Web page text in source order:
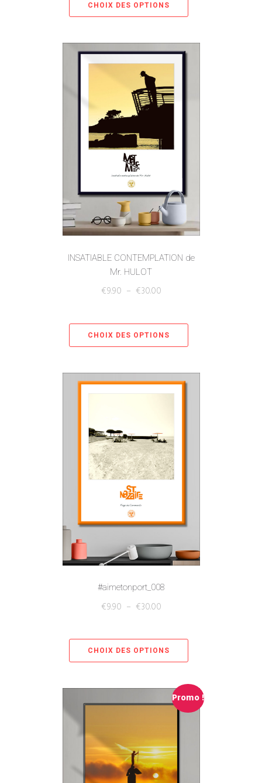
CHOIX DES OPTIONS
INSATIABLE CONTEMPLATION de
Mr. HULOT
€9.90 – €30.00
CHOIX DES OPTIONS
#aimetonport_008
€9.90 – €30.00
CHOIX DES OPTIONS
Promo !